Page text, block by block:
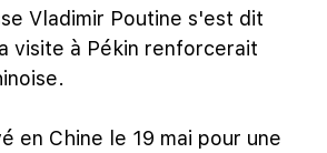
Vladimir Poutine s'est dit
visite à Pékin renforcerait
en Chine le 19 mai pour une